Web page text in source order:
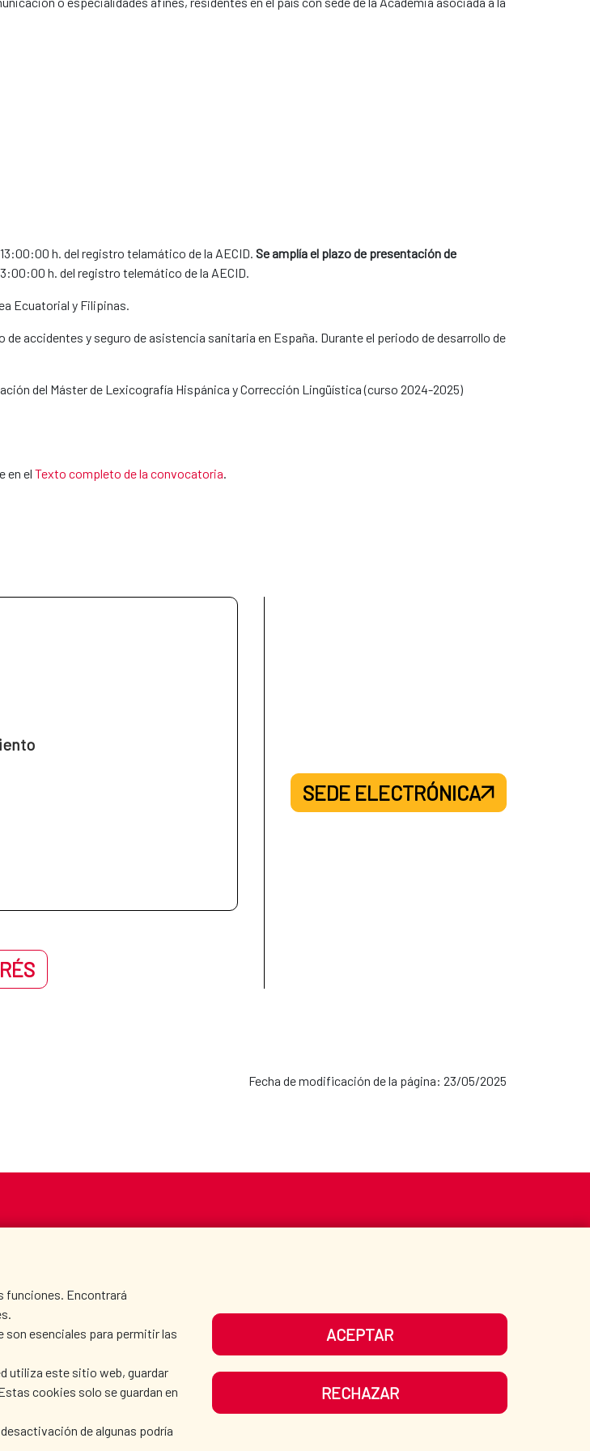
h. del registro telamático de la AECID. Se amplía el plazo de presentación de
h. del registro telemático de la AECID.
Ecuatorial y Filipinas.
accidentes y seguro de asistencia sanitaria en España. Durante el periodo de desarrollo de
del Máster de Lexicografía Hispánica y Corrección Lingüística (curso 2024-2025)
en el Texto completo de la convocatoria
SEDE ELECTRÓNICA
Fecha de modificación de la página: 23/05/2025
funciones. Encontrará
son esenciales para permitir las
utiliza este sitio web, guardar
cookies solo se guardan en
de algunas podría
ACEPTAR
RECHAZAR
CULTURA Y CIENCIA
NUESTRAS REDES SOCIALES